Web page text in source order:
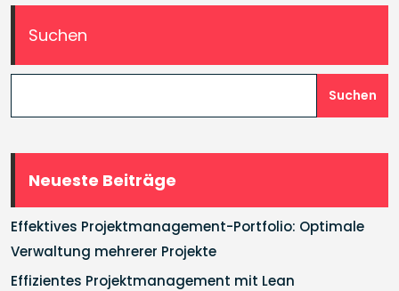
Suchen
Suchen
Neueste Beiträge
Effektives Projektmanagement-Portfolio: Optimale
Verwaltung mehrerer Projekte
Effizientes Projektmanagement mit Lean